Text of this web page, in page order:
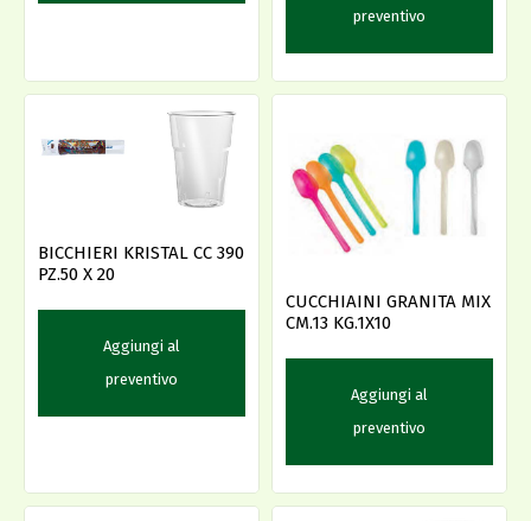
preventivo
BICCHIERI KRISTAL CC 390
PZ.50 X 20
Aggiungi al
preventivo
CUCCHIAINI GRANITA MIX
CM.13 KG.1X10
Aggiungi al
preventivo